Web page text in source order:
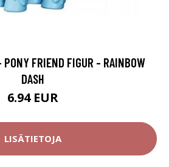
FRIEND FIGUR - RAINBOW
DASH
6.94 EUR
LISÄTIETOJA